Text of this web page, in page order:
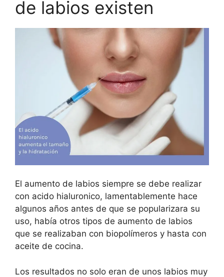
de labios existen
El aumento de labios siempre se debe realizar
con acido hialuronico, lamentablemente hace
algunos años antes de que se popularizara su
uso, había otros tipos de aumento de labios
que se realizaban con biopolímeros y hasta con
aceite de cocina.
Los resultados no solo eran de unos labios muy